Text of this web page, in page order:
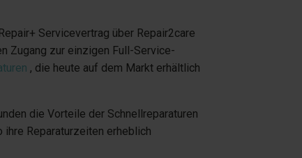
Servicevertrag über Repair2care
Zugang zur einzigen Full-Service-
, die heute auf dem Markt erhältlich
die Vorteile der Schnellreparaturen
ihre Reparaturzeiten erheblich